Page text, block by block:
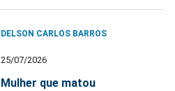
DELSON CARLOS BARROS
25/07/2026
Mulher que matou